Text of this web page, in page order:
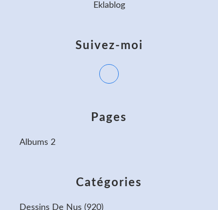
Catégories
Dessins De Nus (920)
Pages
Albums 2
Suivez-moi
Eklablog